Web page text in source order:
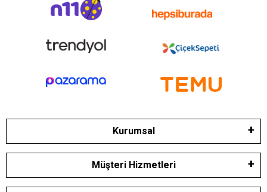
Kurumsal
Müşteri Hizmetleri